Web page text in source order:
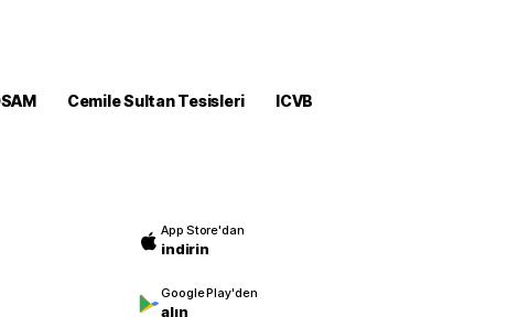
Cemile Sultan Tesisleri
ICVB
App Store'dan
indirin
Google Play'den
alın